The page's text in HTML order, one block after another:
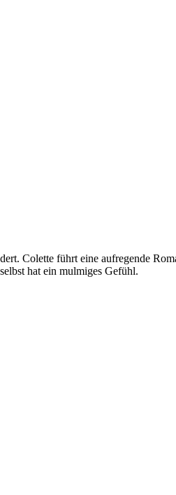
Colette führt eine aufregende
hat ein mulmiges Gefühl.